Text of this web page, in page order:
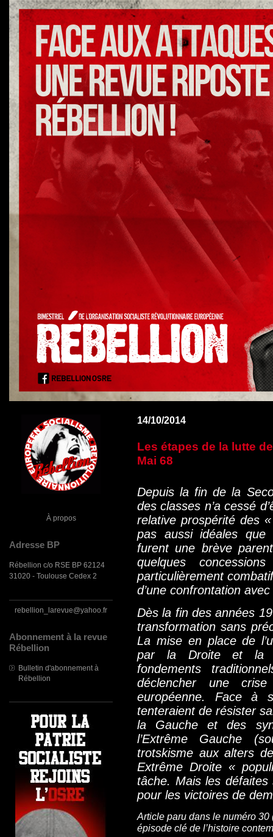
À propos
Adresse BP
Rébellion c/o RSE BP 62124
31020 - Toulouse Cedex 2
rebellion_larevue@yahoo.fr
Abonnement à la revue
Rébellion
Bulletin d'abonnement à
Rébellion
14/10/2014
Les étapes de la lutte
Mai 68
Depuis la fin de la
des classes n’a cessé
relative prospérité des
pas aussi idéales que
furent une brève
quelques
particulièrement
d’une confrontation
Dès la fin des années
transformation sans
La mise en place de
par la Droite et la
fondements
déclencher une
européenne. Face à
tenteraient de résister
la Gauche et des
l’Extrême Gauche
trotskisme aux alters
Extrême Droite «
tâche. Mais les défaites
pour les victoires de
Article paru dans le numéro
épisode clé de l’histoire